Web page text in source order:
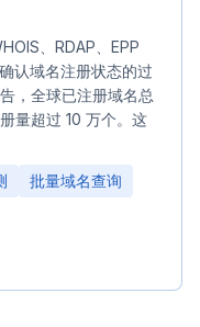
、RDAP、EPP
认域名注册状态的过
，全球已注册域名总
量超过 10 万个。这
批量域名查询